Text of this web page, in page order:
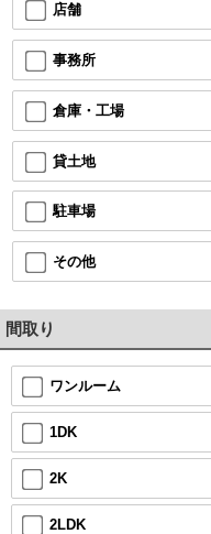
店舗
事務所
倉庫・工場
貸土地
駐車場
その他
間取り
ワンルーム
1DK
2K
2LDK